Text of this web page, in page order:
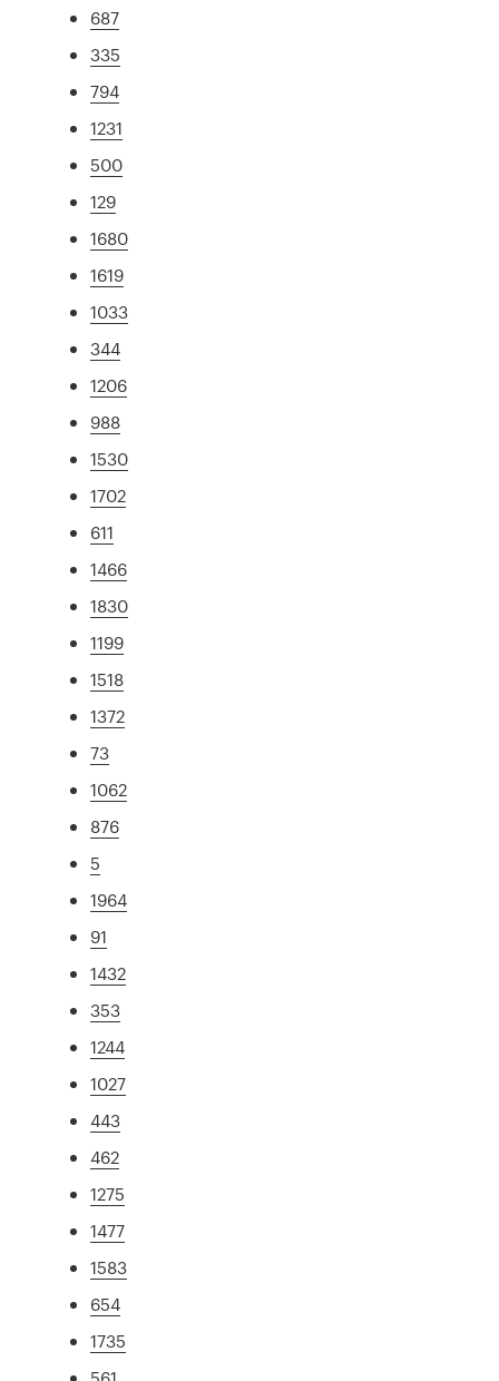
687
335
794
1231
500
129
1680
1619
1033
344
1206
988
1530
1702
611
1466
1830
1199
1518
1372
73
1062
876
5
1964
91
1432
353
1244
1027
443
462
1275
1477
1583
654
1735